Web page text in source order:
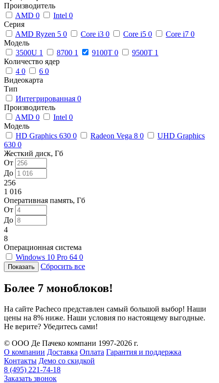
Производитель
AMD 0 Intel 0
Серия
AMD Ryzen 5 0 Core i3 0 Core i5 0 Core i7 0
Модель
3500U 1 8700 1 9100T 0 9500T 1
Количество ядер
4 0 6 0
Видеокарта
Тип
Интегрированная 0
Производитель
AMD 0 Intel 0
Модель
HD Graphics 630 0 Radeon Vega 8 0
UHD Graphics
630 0
Жесткий диск, Гб
От
До
256
1 016
Оперативная память, Гб
От
До
4
8
Операционная система
Windows 10 Pro 64 0
Сбросить все
Более 7 моноблоков!
На сайте Pacheco представлен самый большой выбор! Наши
цены на 8% ниже. Наши условия по настоящему выгодные.
Не верите? Убедитесь сами!
© ООО Де Пачеко компани 1997-2026 г.
О компании Доставка Оплата Гарантия и поддержка
Контакты Демо со скидкой
8 (495) 221-74-18
Заказать звонок